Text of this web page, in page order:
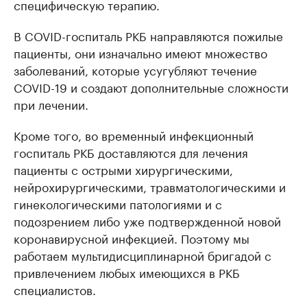
специфическую терапию.
В COVID-госпиталь РКБ направляются пожилые
пациенты, они изначально имеют множество
заболеваний, которые усугубляют течение
COVID-19 и создают дополнительные сложности
при лечении.
Кроме того, во временный инфекционный
госпиталь РКБ доставляются для лечения
пациенты с острыми хирургическими,
нейрохирургическими, травматологическими и
гинекологическими патологиями и с
подозрением либо уже подтвержденной новой
коронавирусной инфекцией. Поэтому мы
работаем мультидисциплинарной бригадой с
привлечением любых имеющихся в РКБ
специалистов.